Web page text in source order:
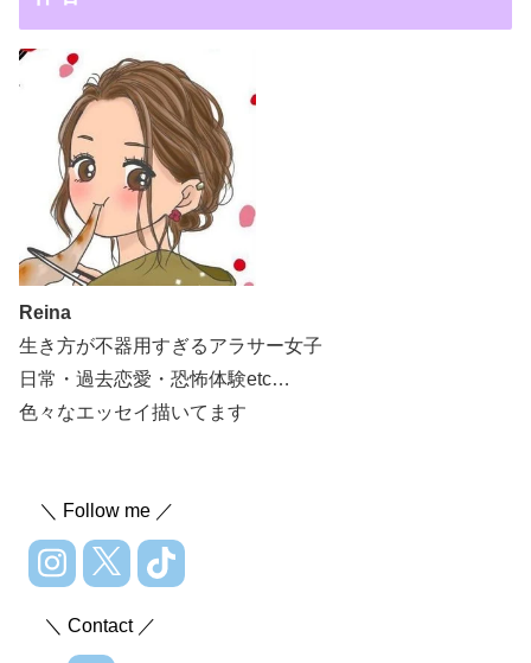
Reina
生き方が不器用すぎるアラサー女子
日常・過去恋愛・恐怖体験etc…
色々なエッセイ描いてます
＼ Follow me ／
＼ Contact ／